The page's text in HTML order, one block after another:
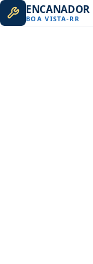
ENCANADOR
BOA VISTA-RR